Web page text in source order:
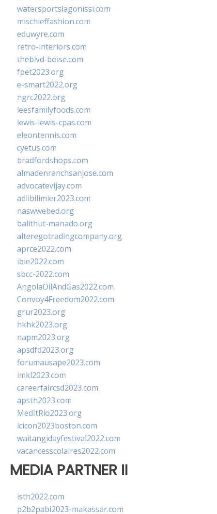
watersportslagonissi.com
mischieffashion.com
eduwyre.com
retro-interiors.com
theblvd-boise.com
fpet2023.org
e-smart2022.org
ngrc2022.org
leesfamilyfoods.com
lewis-lewis-cpas.com
eleontennis.com
cyetus.com
bradfordshops.com
almadenranchsanjose.com
advocatevijay.com
adlibilimler2023.com
naswwebed.org
balithut-manado.org
alteregotradingcompany.org
aprce2022.com
ibie2022.com
sbcc-2022.com
AngolaOilAndGas2022.com
Convoy4Freedom2022.com
grur2023.org
hkhk2023.org
napm2023.org
apsdfd2023.org
forumausape2023.com
imkl2023.com
careerfaircsd2023.com
apsth2023.com
MedItRio2023.org
lcicon2023boston.com
waitangidayfestival2022.com
vacancesscolaires2022.com
MEDIA PARTNER II
isth2022.com
p2b2pabi2023-makassar.com